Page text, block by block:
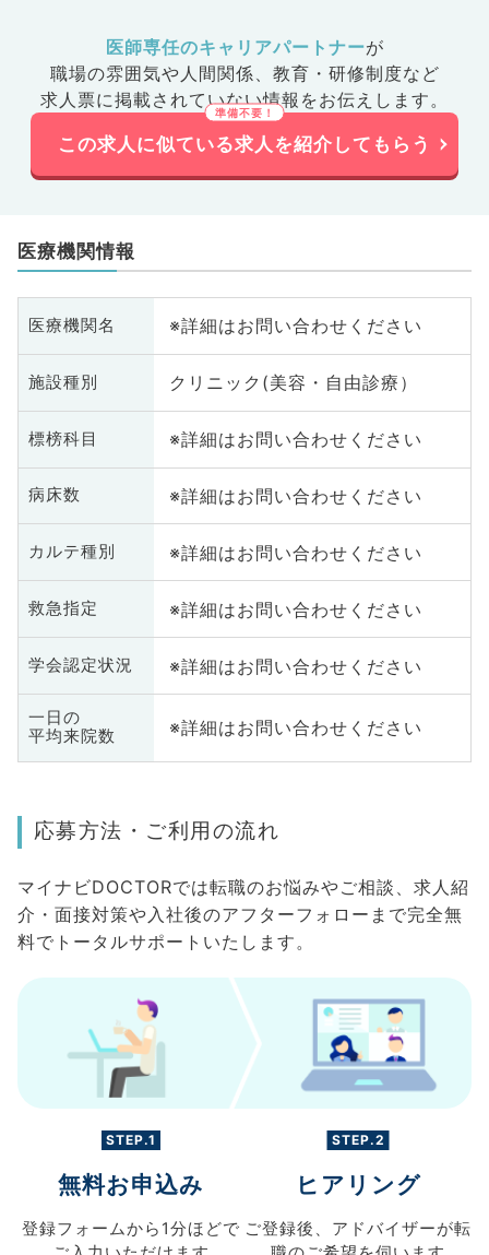
医師専任のキャリアパートナーが
職場の雰囲気や人間関係、 教育・研修制度など
求人票に掲載されていない情報をお伝えします。
この求人に似ている求人を紹介してもらう
医療機関情報
医療機関名 ※詳細はお問い合わせください
施設種別 クリニック(美容・自由診療）
標榜科目 ※詳細はお問い合わせください
病床数 ※詳細はお問い合わせください
カルテ種別 ※詳細はお問い合わせください
救急指定 ※詳細はお問い合わせください
学会認定状況 ※詳細はお問い合わせください
一日の
平均来院数
※詳細はお問い合わせください
応募方法・ご利用の流れ
マイナビDOCTORでは転職のお悩みやご相談、求人紹
介・面接対策や入社後のアフターフォローまで完全無
料でトータルサポートいたします。
STEP.1
無料お申込み
登録フォームから 1分ほどで
STEP.2
ヒアリング
ご登録後、 アドバイザーが転